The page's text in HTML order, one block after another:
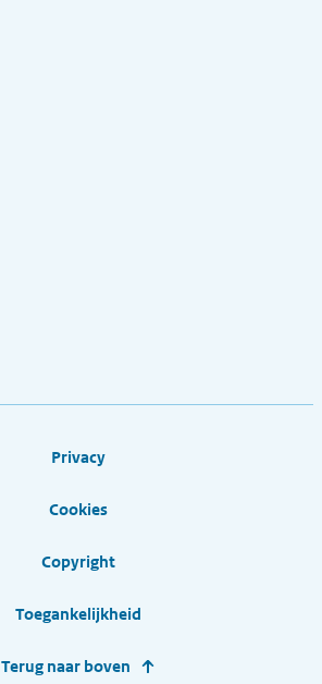
Privacy
Cookies
Copyright
Toegankelijkheid
Terug naar boven